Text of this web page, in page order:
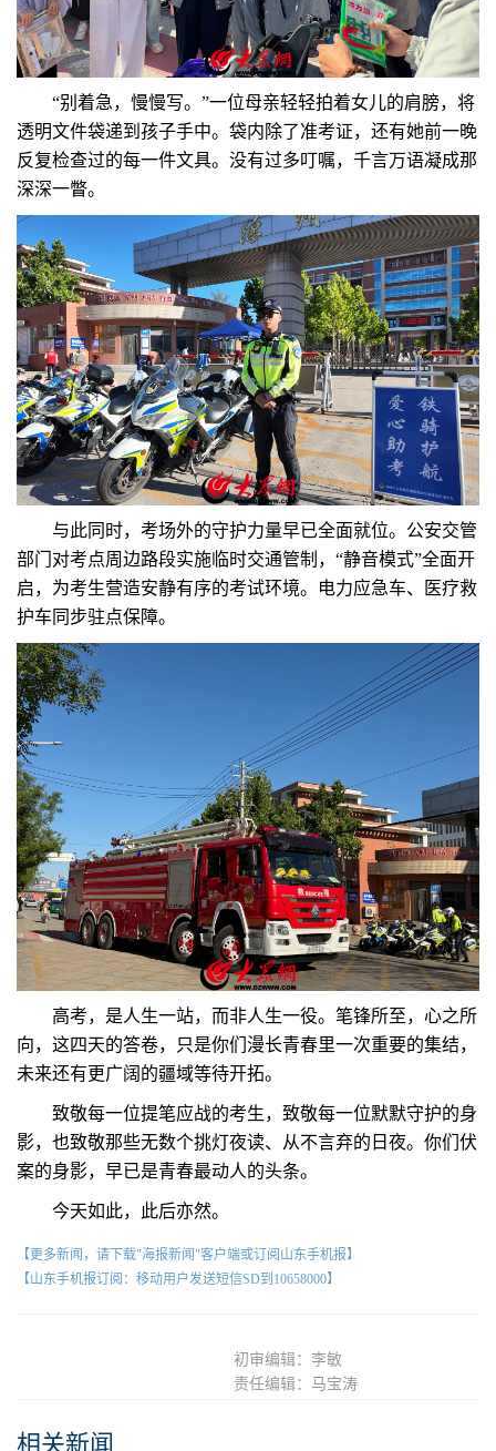
“别着急，慢慢写。”一位母亲轻轻拍着女儿的肩膀，将
透明文件袋递到孩子手中。袋内除了准考证，还有她前一晚
反复检查过的每一件文具。没有过多叮嘱，千言万语凝成那
深深一瞥。
与此同时，考场外的守护力量早已全面就位。公安交管
部门对考点周边路段实施临时交通管制，“静音模式”全面开
启，为考生营造安静有序的考试环境。电力应急车、医疗救
护车同步驻点保障。
高考，是人生一站，而非人生一役。笔锋所至，心之所
向，这四天的答卷，只是你们漫长青春里一次重要的集结，
未来还有更广阔的疆域等待开拓。
致敬每一位提笔应战的考生，致敬每一位默默守护的身
影，也致敬那些无数个挑灯夜读、从不言弃的日夜。你们伏
案的身影，早已是青春最动人的头条。
今天如此，此后亦然。
【更多新闻，请下载"海报新闻"客户端或订阅山东手机报】
【山东手机报订阅：移动用户发送短信SD到10658000】
初审编辑：李敏
责任编辑：马宝涛
相关新闻